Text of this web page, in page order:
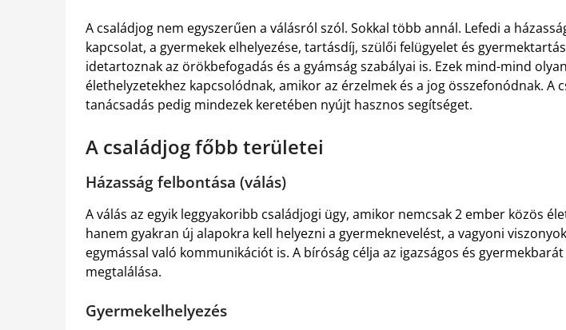
A családjog nem egyszerűen a válásról szól. Sokkal több annál. Lefedi a
kapcsolat, a gyermekek elhelyezése, tartásdíj, szülői felügyelet és
idetartoznak az örökbefogadás és a gyámság szabályai is. Ezek mind-mind olyan
élethelyzetekhez kapcsolódnak, amikor az érzelmek és a jog összefonódnak. A
tanácsadás pedig mindezek keretében nyújt hasznos segítséget.
A családjog főbb területei
Házasság felbontása (válás)
A válás az egyik leggyakoribb családjogi ügy, amikor nemcsak 2 ember közös
hanem gyakran új alapokra kell helyezni a gyermeknevelést, a vagyoni
egymással való kommunikációt is. A bíróság célja az igazságos és
megtalálása.
Gyermekelhelyezés